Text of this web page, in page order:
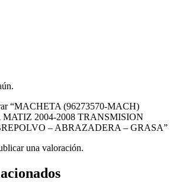
“MACHETA (96273570-MACH)
2004-2008 TRANSMISION
– ABRAZADERA – GRASA”
una valoración.